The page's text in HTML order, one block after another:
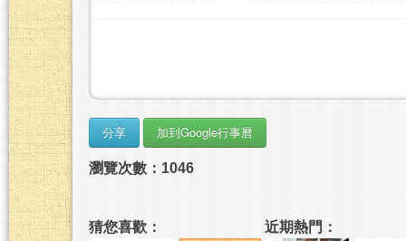
瀏覽次數：1046
猜您喜歡： 近期熱門：